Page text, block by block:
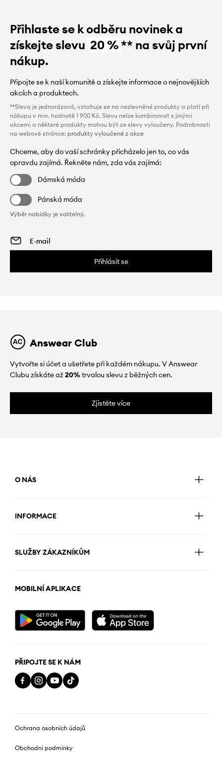
Přihlaste se k odběru novinek a
získejte slevu 20 %** na svůj první
nákup.
Připojte se k naší komunitě a získejte informace o nejnovějších
akcích a produktech.
**Sleva je jednorázová, vztahuje se na nezlevněné produkty a platí při
nákupu v min. hodnotě 1 900 Kč. Slevu nelze kombinovat s jinými
akcemi a některé produkty mohou být ze slevy vyloučeny. Podrobnosti
na webové stránce: produkty vyloučené z akce
Chceme, aby do vaší schránky přicházelo jen to, co vás
opravdu zajímá. Řekněte nám, zda vás zajímá:
Dámská móda
Pánská móda
Výběr nabídky je volitelný.
Přihlásit se
Answear Club
Vytvořte si účet a ušetřete při každém nákupu. V Answear
Clubu získáte až20%trvalou slevu z běžných cen.
Zjistěte více
O NÁS
INFORMACE
SLUŽBY ZÁKAZNÍKŮM
MOBILNÍ APLIKACE
PŘIPOJTE SE K NÁM
Ochrana osobních údajů
Obchodní podmínky